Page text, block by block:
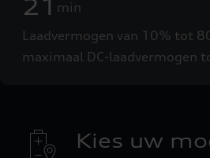
21
min
Laadvermogen van 10% tot
maximaal DC-laadvermogen
Kies uw